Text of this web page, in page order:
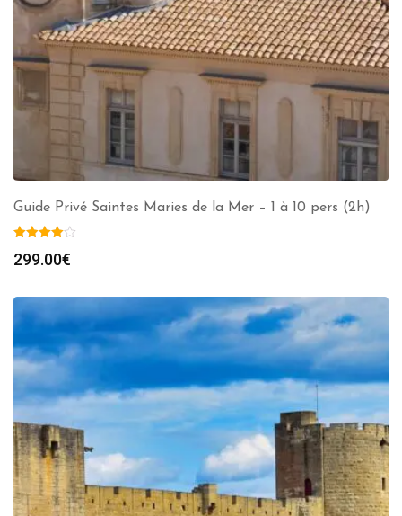
Guide Privé Saintes Maries de la Mer – 1 à 10 pers (2h)
299.00€